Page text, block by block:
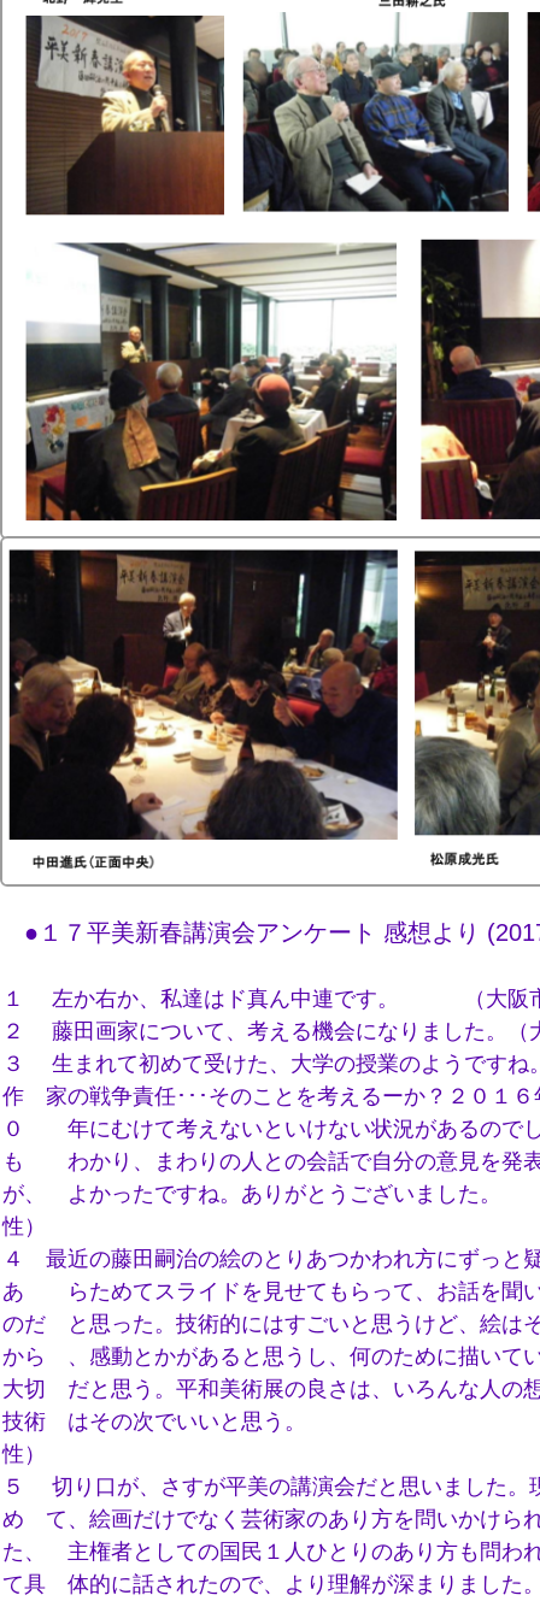
●１７平美新春講演会アンケート 感想より
１ 左か右か、私達はド真ん中連です。 （大阪市
２ 藤田画家について、考える機会になりました。（
３ 生まれて初めて受けた、大学の授業のようですね
作 家の戦争責任･･･そのことを考えるーか？２０１６
０ 年にむけて考えないといけない状況があるので
も わかり、まわりの人との会話で自分の意見を発
が、 よかったですね。ありがとうございました。
性）
４ 最近の藤田嗣治の絵のとりあつかわれ方にずっと
あ らためてスライドを見せてもらって、お話を聞
のだ と思った。技術的にはすごいと思うけど、絵は
から 、感動とかがあると思うし、何のために描いて
大切 だと思う。平和美術展の良さは、いろんな人の
技術 はその次でいいと思う。 （
性）
５ 切り口が、さすが平美の講演会だと思いました。
め て、絵画だけでなく芸術家のあり方を問いかけら
た、 主権者としての国民１人ひとりのあり方も問わ
て具 体的に話されたので、より理解が深まりました